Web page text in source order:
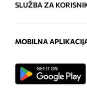
SLUŽBA ZA
MOBILNA